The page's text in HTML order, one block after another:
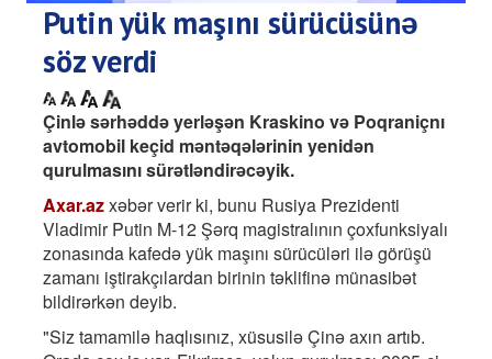
Putin yük maşını sürücüsünə
söz verdi
Çinlə sərhəddə yerləşən Kraskino və Poqraniçnı
avtomobil keçid məntəqələrinin yenidən
qurulmasını sürətləndirəcəyik.
Axar.azxəbər verir ki, bunu Rusiya Prezidenti
Vladimir Putin M-12 Şərq magistralının çoxfunksiyalı
zonasında kafedə yük maşını sürücüləri ilə görüşü
zamanı iştirakçılardan birinin təklifinə münasibət
bildirərkən deyib.
"Siz tamamilə haqlısınız, xüsusilə Çinə axın artıb.